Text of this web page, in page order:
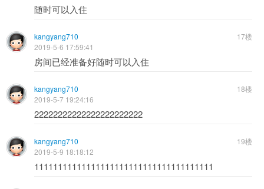
随时可以入住
17楼
kangyang710
2019-5-6 17:59:41
房间已经准备好随时可以入住
18楼
kangyang710
2019-5-7 19:24:16
22222222222222222222222
19楼
kangyang710
2019-5-9 18:18:12
11111111111111111111111111111111111111